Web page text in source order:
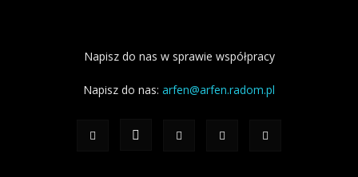
Napisz do nas w sprawie współpracy
Napisz do nas: arfen@arfen.radom.pl